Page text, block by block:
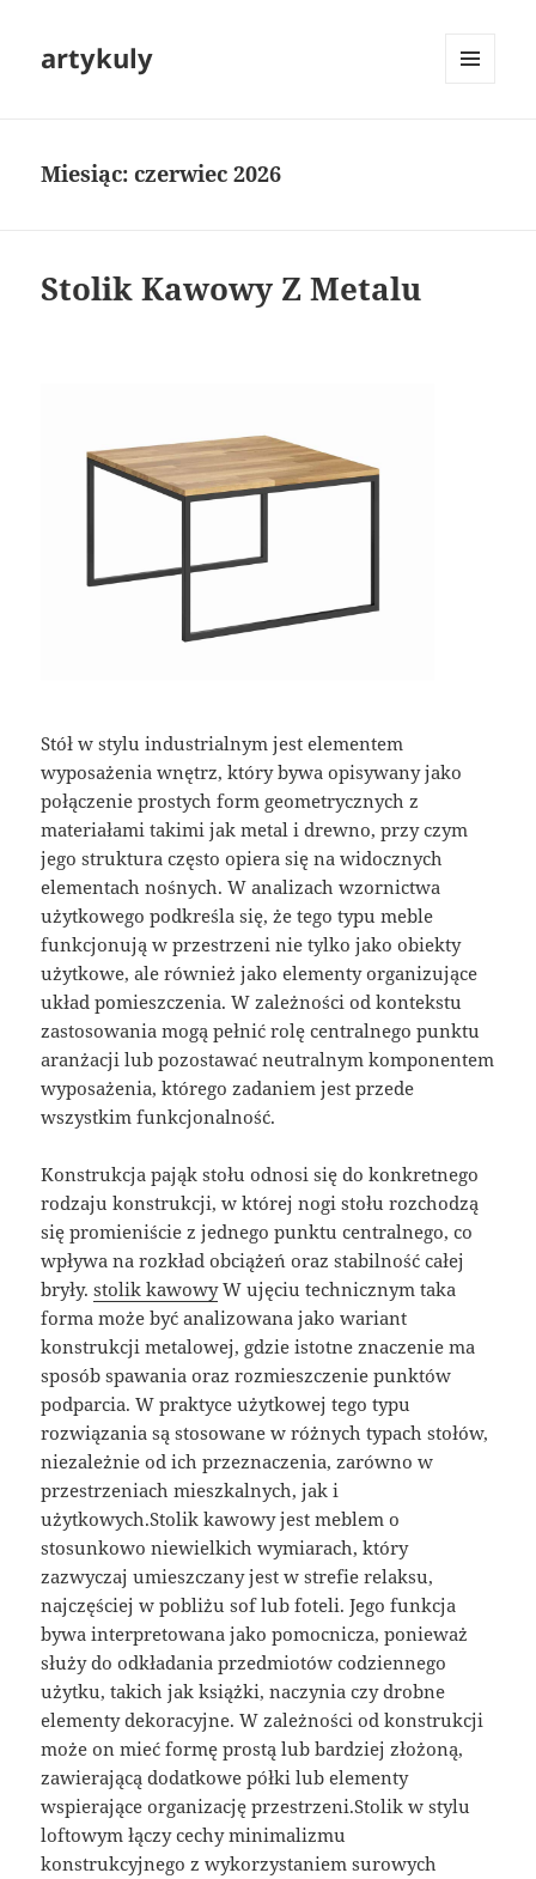
artykuly
Miesiąc:czerwiec 2026
Stolik Kawowy Z Metalu
Stół w stylu industrialnym jest elementem
wyposażenia wnętrz, który bywa opisywany jako
połączenie prostych form geometrycznych z
materiałami takimi jak metal i drewno, przy czym
jego struktura często opiera się na widocznych
elementach nośnych. W analizach wzornictwa
użytkowego podkreśla się, że tego typu meble
funkcjonują w przestrzeni nie tylko jako obiekty
użytkowe, ale również jako elementy organizujące
układ pomieszczenia. W zależności od kontekstu
zastosowania mogą pełnić rolę centralnego punktu
aranżacji lub pozostawać neutralnym komponentem
wyposażenia, którego zadaniem jest przede
wszystkim funkcjonalność.
Konstrukcja pająk stołu odnosi się do konkretnego
rodzaju konstrukcji, w której nogi stołu rozchodzą
się promieniście z jednego punktu centralnego, co
wpływa na rozkład obciążeń oraz stabilność całej
bryły.stolik kawowyW ujęciu technicznym taka
forma może być analizowana jako wariant
konstrukcji metalowej, gdzie istotne znaczenie ma
sposób spawania oraz rozmieszczenie punktów
podparcia. W praktyce użytkowej tego typu
rozwiązania są stosowane w różnych typach stołów,
niezależnie od ich przeznaczenia, zarówno w
przestrzeniach mieszkalnych, jak i
użytkowych.Stolik kawowy jest meblem o
stosunkowo niewielkich wymiarach, który
zazwyczaj umieszczany jest w strefie relaksu,
najczęściej w pobliżu sof lub foteli. Jego funkcja
bywa interpretowana jako pomocnicza, ponieważ
służy do odkładania przedmiotów codziennego
użytku, takich jak książki, naczynia czy drobne
elementy dekoracyjne. W zależności od konstrukcji
może on mieć formę prostą lub bardziej złożoną,
zawierającą dodatkowe półki lub elementy
wspierające organizację przestrzeni.Stolik w stylu
loftowym łączy cechy minimalizmu
konstrukcyjnego z wykorzystaniem surowych